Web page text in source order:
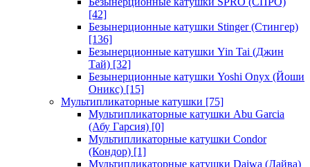
[42]
Безынерционные катушки Stinger (Стингер)
[136]
Безынерционные катушки Yin Tai (Джин
Тай) [32]
Безынерционные катушки Yoshi Onyx (Йоши
Оникс) [15]
Мультипликаторные катушки [75]
Мультипликаторные катушки Abu Garcia
(Абу Гарсия) [0]
Мультипликаторные катушки Condor
(Кондор) [1]
Мультипликаторные катушки Daiwa (Дайва)